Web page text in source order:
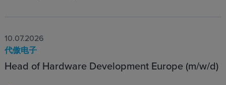
10.07.2026
代傲电子
Head of Hardware Development Europe (m/w/d)